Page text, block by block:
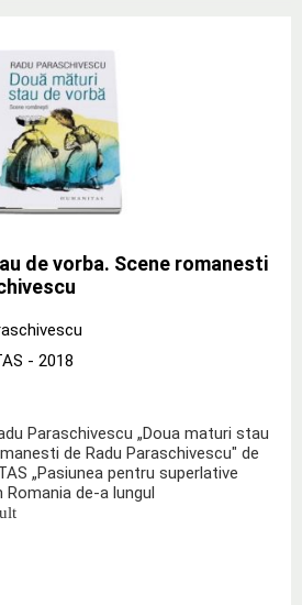
de vorba. Scene romanesti
- 2018
Paraschivescu „Doua maturi stau
de Radu Paraschivescu" de
„Pasiunea pentru superlative
de-a lungul